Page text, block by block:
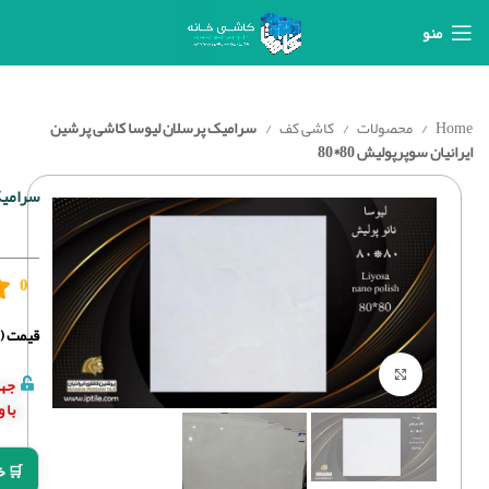
منو
Home محصولات کاشی کف سرامیک پرسلان لیوسا کاشی پرشین
ایرانیان سوپرپولیش 80*80
برای بزرگنمایی کلیک کنید
0
قیمت
🛒